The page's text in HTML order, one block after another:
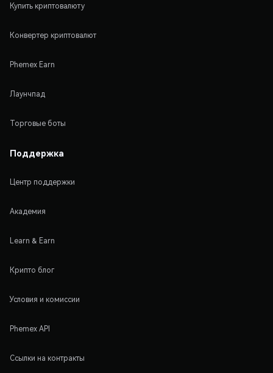
Купить криптовалюту
Конвертер криптовалют
Phemex Earn
Лаунчпад
Торговые боты
Поддержка
Центр поддержки
Академия
Learn & Earn
Крипто блог
Условия и комиссии
Phemex API
Ссылки на контракты